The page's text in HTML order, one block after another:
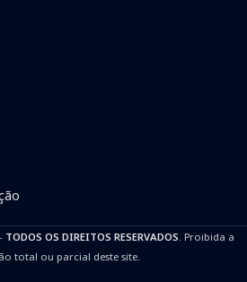
TODOS OS DIREITOS RESERVADOS. Proibida a
total ou parcial deste site.